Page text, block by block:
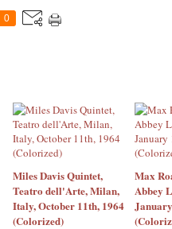
0
Miles Davis Quintet,
Teatro dell'Arte, Milan,
Italy, October 11th, 1964
(Colorized)
Max
Abbey